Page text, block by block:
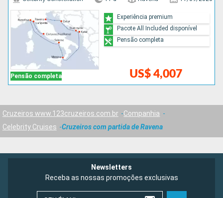
Pensão completa US$ 4,007
Experiência premium
Pacote All Included disponível
Pensão completa
Cruzeiros www.123cruzeiros.com.br
Companhia
Celebrity Cruises
Cruzeiros com partida de Ravena
Newsletters
Receba as nossas promoções exclusivas